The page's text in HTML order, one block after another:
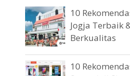
10
Jogja Terbaik
Berkualitas
10